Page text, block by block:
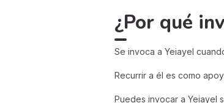
¿Por qué
Se invoca a Yeiayel
Recurrir a él es como
Puedes invocar a Yeiayel